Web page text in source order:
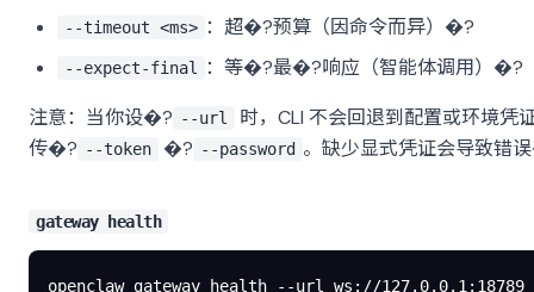
--timeout <ms> ：超�?预算（因命令而异）�?
--expect-final
：等�?最�?响应（智能体调用）�?
注意：当你设�? --url
时，CLI 不会回退到配置或环境凭
传�? --token �? --password 。缺少显式凭证会导致错
gateway health
openclaw gateway health --url ws://127.0.0.1:18789